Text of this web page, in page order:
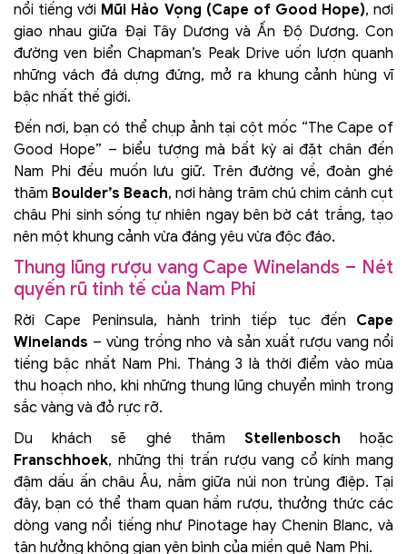
nổi tiếng với Mũi Hảo Vọng (Cape of Good Hope), nơi
giao nhau giữa Đại Tây Dương và Ấn Độ Dương. Con
đường ven biển Chapman’s Peak Drive uốn lượn quanh
những vách đá dựng đứng, mở ra khung cảnh hùng vĩ
bậc nhất thế giới.
Đến nơi, bạn có thể chụp ảnh tại cột mốc “The Cape of
Good Hope” – biểu tượng mà bất kỳ ai đặt chân đến
Nam Phi đều muốn lưu giữ. Trên đường về, đoàn ghé
thăm Boulder’s Beach, nơi hàng trăm chú chim cánh cụt
châu Phi sinh sống tự nhiên ngay bên bờ cát trắng, tạo
nên một khung cảnh vừa đáng yêu vừa độc đáo.
Thung lũng rượu vang Cape Winelands – Nét
quyến rũ tinh tế của Nam Phi
Rời Cape Peninsula, hành trình tiếp tục đến Cape
Winelands – vùng trồng nho và sản xuất rượu vang nổi
tiếng bậc nhất Nam Phi. Tháng 3 là thời điểm vào mùa
thu hoạch nho, khi những thung lũng chuyển mình trong
sắc vàng và đỏ rực rỡ.
Du khách sẽ ghé thăm Stellenbosch hoặc
Franschhoek, những thị trấn rượu vang cổ kính mang
đậm dấu ấn châu Âu, nằm giữa núi non trùng điệp. Tại
đây, bạn có thể tham quan hầm rượu, thưởng thức các
dòng vang nổi tiếng như Pinotage hay Chenin Blanc, và
tận hưởng không gian yên bình của miền quê Nam Phi.